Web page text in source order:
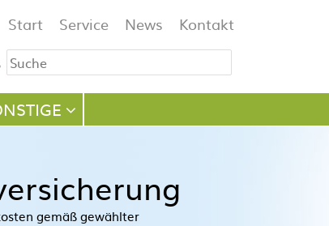
Navigation
Start Service News Kontakt
gemäß gewählter